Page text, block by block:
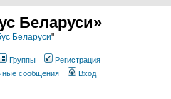
Беларуси»
Беларуси"
Группы
Регистрация
сообщения Вход